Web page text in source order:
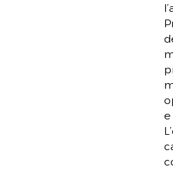
e